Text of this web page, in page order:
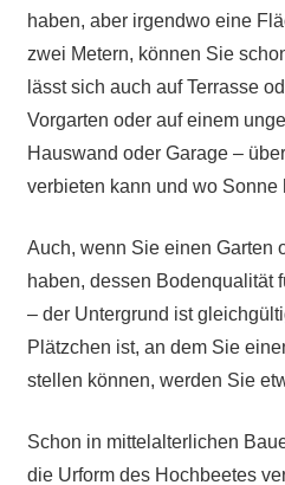
haben, aber irgendwo eine
zwei Metern, können Sie
lässt sich auch auf Terrasse
Vorgarten oder auf einem
Hauswand oder Garage –
verbieten kann und wo Sonne
Auch, wenn Sie einen Garten
haben, dessen Bodenqualität
– der Untergrund ist
Plätzchen ist, an dem Sie
stellen können, werden Sie
Schon in mittelalterlichen
die Urform des Hochbeetes